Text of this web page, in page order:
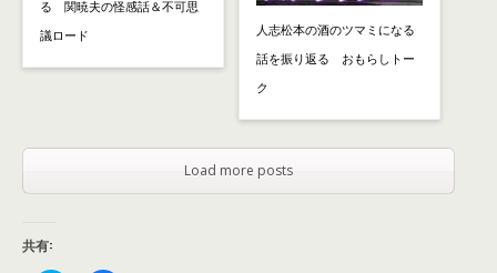
る 関暁夫の怪感話＆不可思
議ロード
人志松本の酒のツマミになる
話を振り返る おもらしトー
ク
Load more posts
共有: